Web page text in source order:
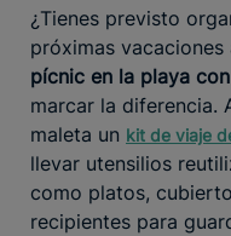
¿Tienes previsto
próximas
pícnic en la playa
marcar la diferencia.
maleta un kit de viaje
llevar utensilios
como platos,
recipientes para